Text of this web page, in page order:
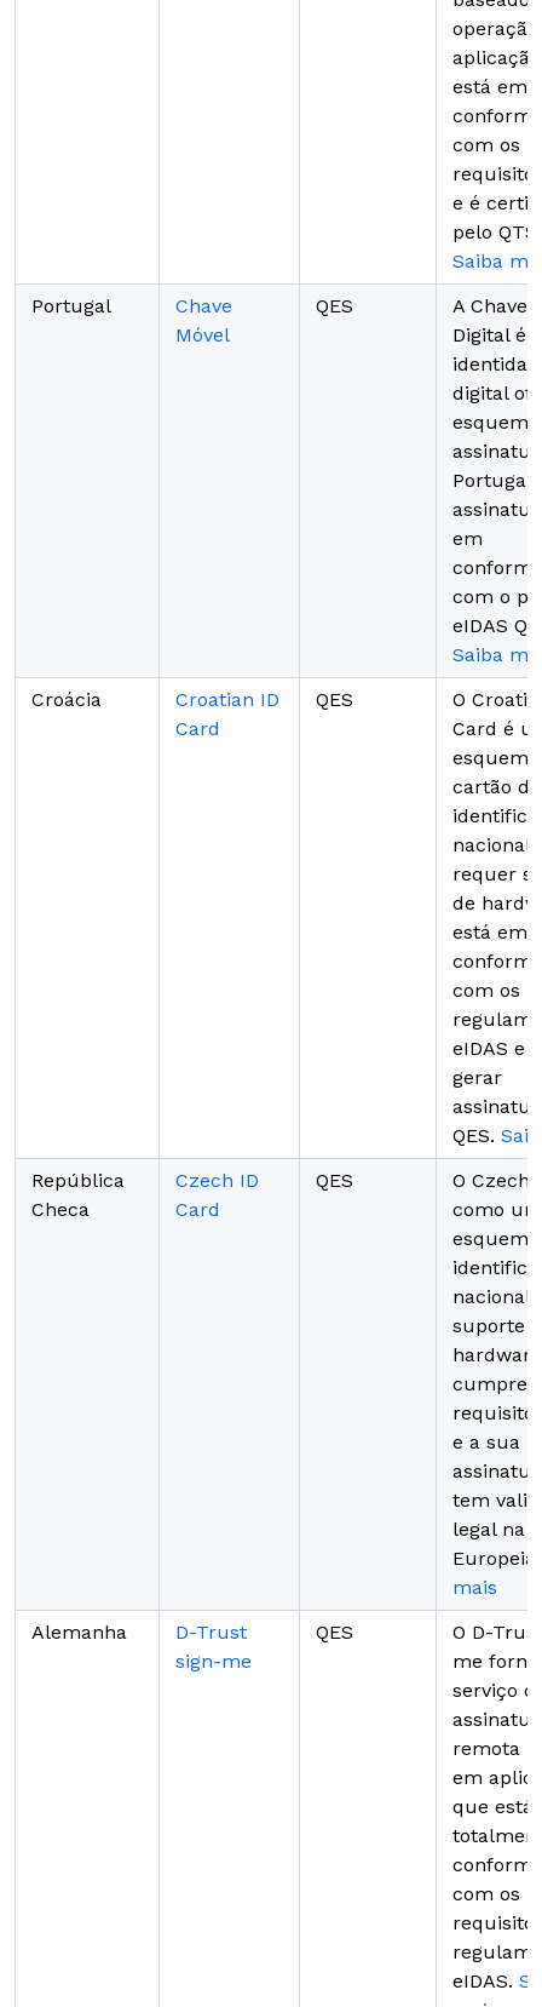
está em
com os
e é
pelo
Saiba
Portugal
Chave
Móvel
QES
A Chave
Digital é a
digital
Portugal,
em
com o
eIDAS
Saiba
Croácia
Croatian ID
Card
QES
O
Card é
cartão de
nacional,
requer
de
está em
com os
eIDAS e
gerar
QES.
República
Checa
Czech ID
Card
QES
O Czech
como um
nacional
suporte
cumpre
e a sua
tem
legal na
mais
Alemanha
D-Trust
sign-me
QES
O D-
me
serviço
remota
em
que está
com os
eIDAS.